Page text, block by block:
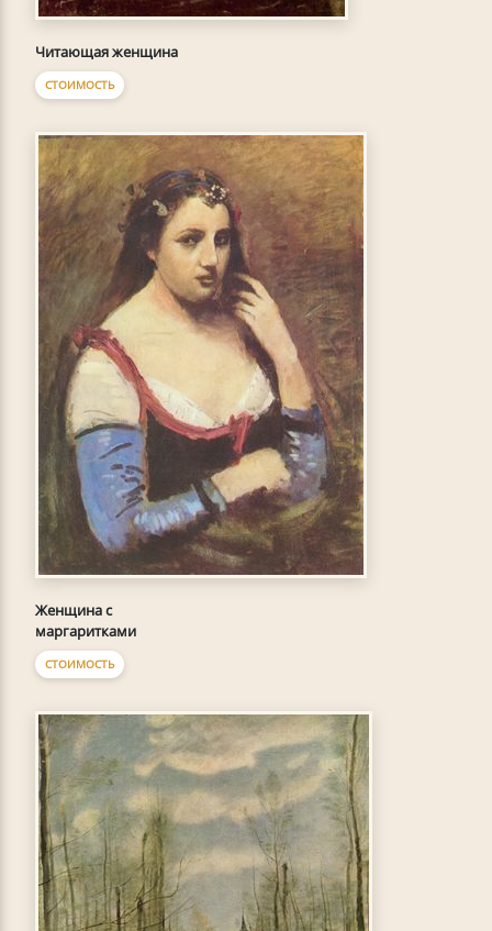
Читающая женщина
СТОИМОСТЬ
Женщина с
маргаритками
СТОИМОСТЬ